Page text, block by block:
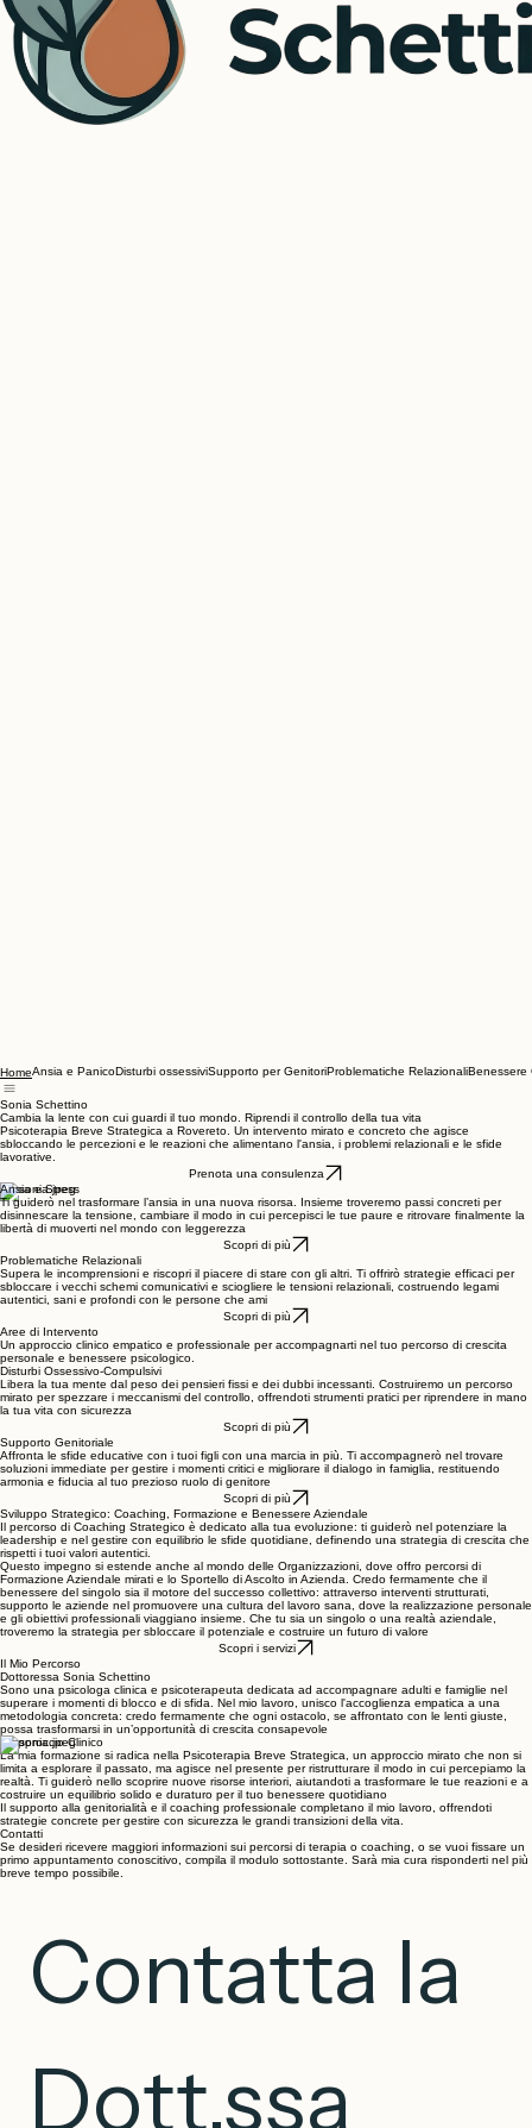
HomeAnsia e PanicoDisturbi ossessiviSupporto per GenitoriProblematiche Relazionali
Sonia Schettino
Cambia la lente con cui guardi il tuo mondo. Riprendi il controllo della tua vita
Psicoterapia Breve Strategica a Rovereto. Un intervento mirato e concreto che agisce
sbloccando le percezioni e le reazioni che alimentano l'ansia, i problemi relazionali e le sfide
lavorative.
Prenota una consulenza
Ansia e Stress
Ti guiderò nel trasformare l’ansia in una nuova risorsa. Insieme troveremo passi concreti per
disinnescare la tensione, cambiare il modo in cui percepisci le tue paure e ritrovare finalmente la
libertà di muoverti nel mondo con leggerezza
Scopri di più
Problematiche Relazionali
Supera le incomprensioni e riscopri il piacere di stare con gli altri. Ti offrirò strategie efficaci per
sbloccare i vecchi schemi comunicativi e sciogliere le tensioni relazionali, costruendo legami
autentici, sani e profondi con le persone che ami
Aree di Intervento
Un approccio clinico empatico e professionale per accompagnarti nel tuo percorso di crescita
personale e benessere psicologico.
Disturbi Ossessivo-Compulsivi
Libera la tua mente dal peso dei pensieri fissi e dei dubbi incessanti. Costruiremo un percorso
mirato per spezzare i meccanismi del controllo, offrendoti strumenti pratici per riprendere in mano
la tua vita con sicurezza
Scopri di più
Supporto Genitoriale
Affronta le sfide educative con i tuoi figli con una marcia in più. Ti accompagnerò nel trovare
soluzioni immediate per gestire i momenti critici e migliorare il dialogo in famiglia, restituendo
armonia e fiducia al tuo prezioso ruolo di genitore
Scopri di più
Sviluppo Strategico: Coaching, Formazione e Benessere Aziendale
Il percorso di Coaching Strategico è dedicato alla tua evoluzione: ti guiderò nel potenziare la
leadership e nel gestire con equilibrio le sfide quotidiane, definendo una strategia di crescita che
rispetti i tuoi valori autentici.
Questo impegno si estende anche al mondo delle Organizzazioni, dove offro percorsi di
Formazione Aziendale mirati e lo Sportello di Ascolto in Azienda. Credo fermamente che il
benessere del singolo sia il motore del successo collettivo: attraverso interventi strutturati,
supporto le aziende nel promuovere una cultura del lavoro sana, dove la realizzazione personale
e gli obiettivi professionali viaggiano insieme. Che tu sia un singolo o una realtà aziendale,
troveremo la strategia per sbloccare il potenziale e costruire un futuro di valore
Scopri i servizi
Il Mio Percorso
Dottoressa Sonia Schettino
Sono una psicologa clinica e psicoterapeuta dedicata ad accompagnare adulti e famiglie nel
superare i momenti di blocco e di sfida. Nel mio lavoro, unisco l'accoglienza empatica a una
metodologia concreta: credo fermamente che ogni ostacolo, se affrontato con le lenti giuste,
possa trasformarsi in un’opportunità di crescita consapevole
L'Approccio Clinico
La mia formazione si radica nella Psicoterapia Breve Strategica, un approccio mirato che non si
limita a esplorare il passato, ma agisce nel presente per ristrutturare il modo in cui percepiamo la
realtà. Ti guiderò nello scoprire nuove risorse interiori, aiutandoti a trasformare le tue reazioni e a
costruire un equilibrio solido e duraturo per il tuo benessere quotidiano
Il supporto alla genitorialità e il coaching professionale completano il mio lavoro, offrendoti
strategie concrete per gestire con sicurezza le grandi transizioni della vita.
Contatti
Contatta la